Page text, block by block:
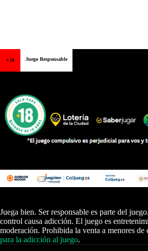
+18 Juego Responsable
Juega bien. Ser responsable es parte del
control causa adicción. El juego es
moderación. Prohibida la venta a menores de
para la adicción al juego.